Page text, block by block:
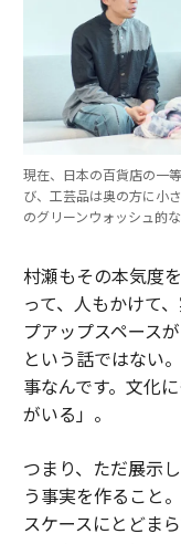
現在、日本の百貨店の一
び、工芸品は奥の方に小
のグリーンウォッシュ的
村瀬もその本気度
って、人もかけて
プアップスペース
という話ではない
事なんです。文化
がいる」。
つまり、ただ展示
う事実を作ること
スケースにとどま